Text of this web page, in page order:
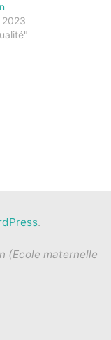
.
(Ecole maternelle